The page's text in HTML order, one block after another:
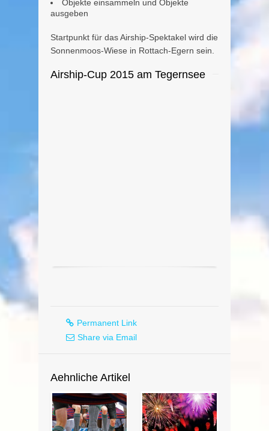
Objekte einsammeln und Objekte
ausgeben
Startpunkt für das Airship-Spektakel wird die
Sonnenmoos-Wiese in Rottach-Egern sein.
Airship-Cup 2015 am Tegernsee
Permanent Link
Share via Email
Aehnliche Artikel